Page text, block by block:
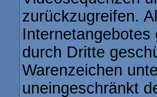
zurückzugreifen.
durch Dritte
Warenzeichen
uneingeschränkt